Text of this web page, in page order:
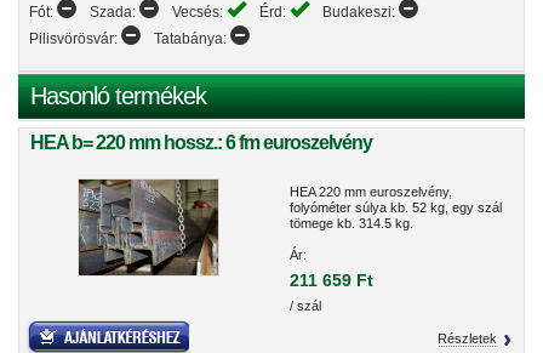
Fót: Szada: Vecsés: Érd:
Budakeszi:
Pilisvörösvár:
Tatabánya:
Hasonló termékek
HEA b= 220 mm hossz.: 6 fm euroszelvény
HEA 220 mm euroszelvény,
folyóméter súlya kb. 52 kg, egy szál
tömege kb. 314.5 kg.
Ár:
211 659 Ft
/ szál
Részletek